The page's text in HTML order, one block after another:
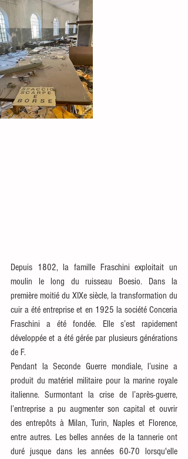
Depuis 1802, la famille Fraschini exploitait un
moulin le long du ruisseau Boesio. Dans la
première moitié du XIXe siècle, la transformation du
cuir a été entreprise et en 1925 la société Conceria
Fraschini a été fondée. Elle s’est rapidement
développée et a été gérée par plusieurs générations
de F.
Pendant la Seconde Guerre mondiale, l’usine a
produit du matériel militaire pour la marine royale
italienne. Surmontant la crise de l’après-guerre,
l’entreprise a pu augmenter son capital et ouvrir
des entrepôts à Milan, Turin, Naples et Florence,
entre autres. Les belles années de la tannerie ont
duré jusque dans les années 60-70 lorsqu'elle